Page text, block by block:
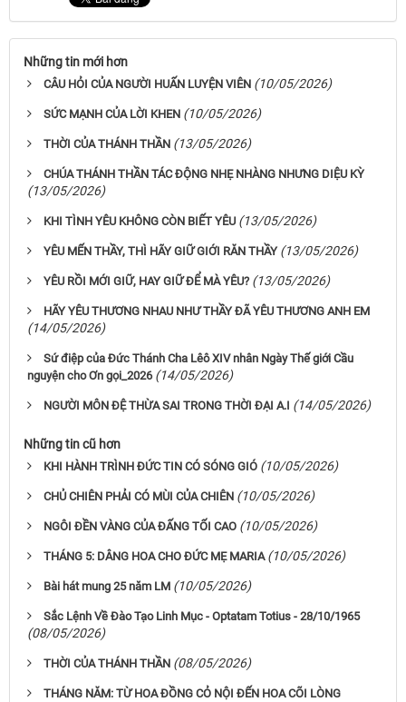
Những tin mới hơn
CÂU HỎI CỦA NGƯỜI HUẤN LUYỆN VIÊN (10/05/2026)
SỨC MẠNH CỦA LỜI KHEN (10/05/2026)
THỜI CỦA THÁNH THẦN (13/05/2026)
CHÚA THÁNH THẦN TÁC ĐỘNG NHẸ NHÀNG NHƯNG DIỆU KỲ
(13/05/2026)
KHI TÌNH YÊU KHÔNG CÒN BIẾT YÊU (13/05/2026)
YÊU MẾN THẦY, THÌ HÃY GIỮ GIỚI RĂN THẦY (13/05/2026)
YÊU RỒI MỚI GIỮ, HAY GIỮ ĐỂ MÀ YÊU? (13/05/2026)
HÃY YÊU THƯƠNG NHAU NHƯ THẦY ĐÃ YÊU THƯƠNG ANH EM
(14/05/2026)
Sứ điệp của Đức Thánh Cha Lêô XIV nhân Ngày Thế giới Cầu
nguyện cho Ơn gọi_2026 (14/05/2026)
NGƯỜI MÔN ĐỆ THỪA SAI TRONG THỜI ĐẠI A.I (14/05/2026)
Những tin cũ hơn
KHI HÀNH TRÌNH ĐỨC TIN CÓ SÓNG GIÓ (10/05/2026)
CHỦ CHIÊN PHẢI CÓ MÙI CỦA CHIÊN (10/05/2026)
NGÔI ĐỀN VÀNG CỦA ĐẤNG TỐI CAO (10/05/2026)
THÁNG 5: DÂNG HOA CHO ĐỨC MẸ MARIA (10/05/2026)
Bài hát mung 25 năm LM (10/05/2026)
Sắc Lệnh Về Đào Tạo Linh Mục - Optatam Totius - 28/10/1965
(08/05/2026)
THỜI CỦA THÁNH THẦN (08/05/2026)
THÁNG NĂM: TỪ HOA ĐỒNG CỎ NỘI ĐẾN HOA CÕI LÒNG